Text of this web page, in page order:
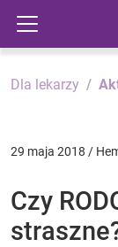
Dla lekarzy
29 maja 2018 /
Czy